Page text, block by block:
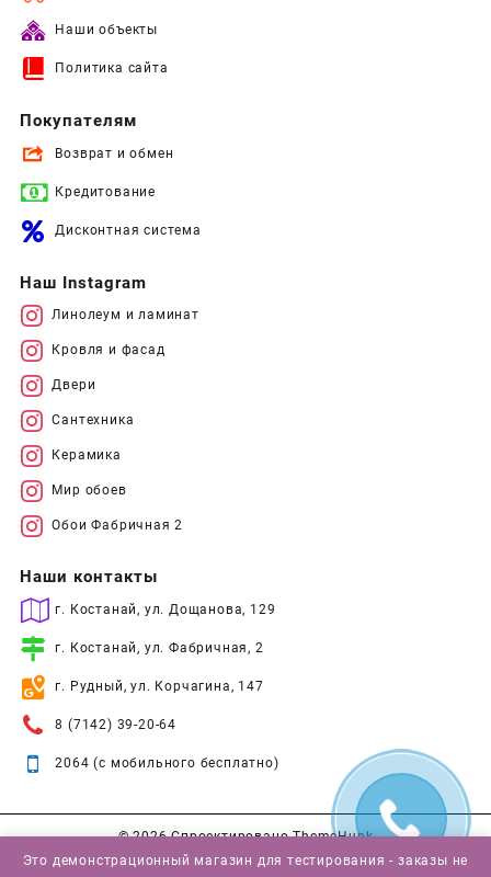
Наши объекты
Политика сайта
Покупателям
Возврат и обмен
Кредитование
Дисконтная система
Наш Instagram
Линолеум и ламинат
Кровля и фасад
Двери
Сантехника
Керамика
Мир обоев
Обои Фабричная 2
Наши контакты
г. Костанай, ул. Дощанова, 129
г. Костанай, ул. Фабричная, 2
г. Рудный, ул. Корчагина, 147
8 (7142) 39-20-64
2064 (с мобильного бесплатно)
© 2026Спроектировано ThemeHunk
Это демонстрационный магазин для тестирования - заказы не